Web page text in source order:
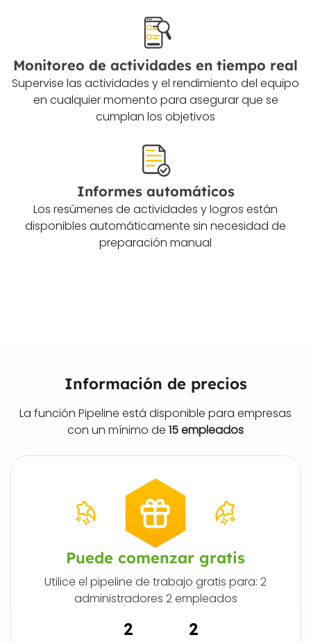
Monitoreo de actividades en tiempo real
Supervise las actividades y el rendimiento del equipo
en cualquier momento para asegurar que se
cumplan los objetivos
Informes automáticos
Los resúmenes de actividades y logros están
disponibles automáticamente sin necesidad de
preparación manual
Información de precios
La función Pipeline está disponible para empresas
con un mínimo de 15 empleados
Puede comenzar gratis
Utilice el pipeline de trabajo gratis para: 2
administradores 2 empleados
2 2